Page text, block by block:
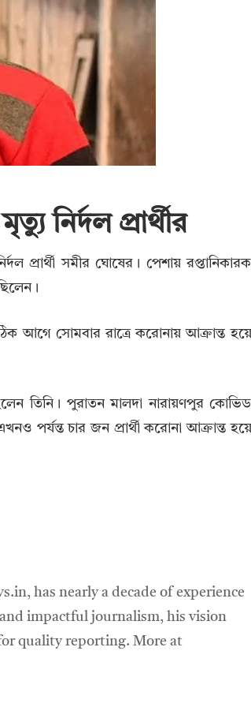
নির্দল প্রার্থীর
প্রার্থী সমীর ঘোষের। পেশায় রপ্তানিকারক
আগে সোমবার রাত্রে করোনায় আক্রান্ত হয়ে
তিনি। পুরাতন মালদা নারায়ণপুর কোভিড
পর্যন্ত চার জন প্রার্থী করোনা আক্রান্ত হয়ে
has nearly a decade of experience
impactful journalism, his vision
quality reporting. More at